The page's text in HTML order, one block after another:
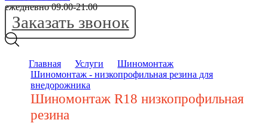
ежедневно 09:00-21:00
Заказать звонок
Главная Услуги
Шиномонтаж
Шиномонтаж - низкопрофильная резина для
внедорожника
Шиномонтаж R18 низкопрофильная
резина